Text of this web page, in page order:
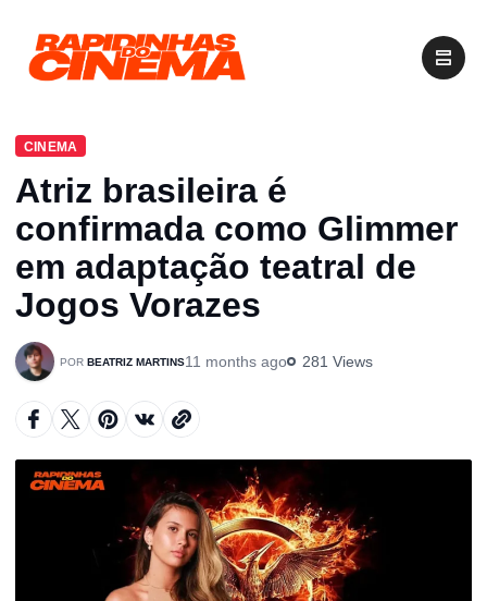
Atriz brasileira é
confirmada como Glimmer
em adaptação teatral de
Jogos Vorazes
BEATRIZ MARTINS
CINEMA
11 months ago 281 Views